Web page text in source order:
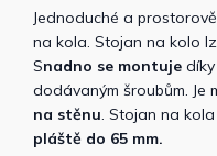
Jednoduché a
na kola. Stojan na kolo
Snadno se montuje
dodávaným šroubům. Je
na stěnu . Stojan na
pláště do 65 mm.